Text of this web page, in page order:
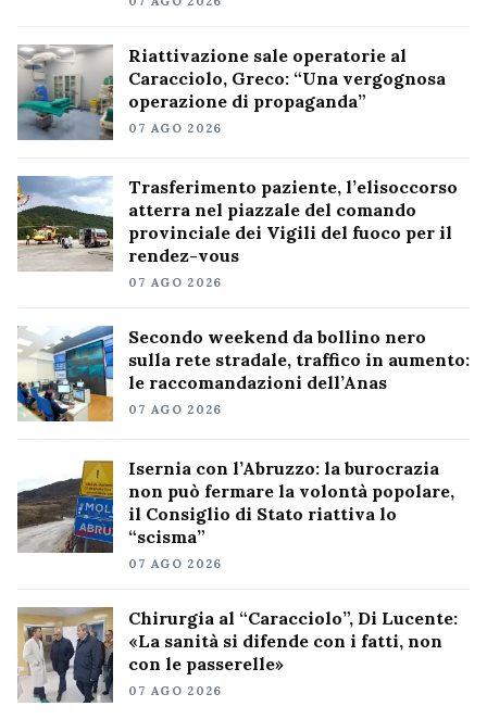
Riattivazione sale operatorie al
Caracciolo, Greco: “Una vergognosa
operazione di propaganda”
07 AGO 2026
Trasferimento paziente, l’elisoccorso
atterra nel piazzale del comando
provinciale dei Vigili del fuoco per il
rendez-vous
07 AGO 2026
Secondo weekend da bollino nero
sulla rete stradale, traffico in aumento:
le raccomandazioni dell’Anas
07 AGO 2026
Isernia con l’Abruzzo: la burocrazia
non può fermare la volontà popolare,
il Consiglio di Stato riattiva lo
“scisma”
07 AGO 2026
Chirurgia al “Caracciolo”, Di Lucente:
«La sanità si difende con i fatti, non
con le passerelle»
07 AGO 2026